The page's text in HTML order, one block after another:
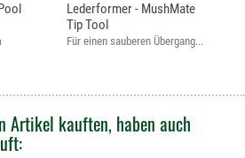
Lederformer - MushMate
Tip Tool
Für einen sauberen Übergang...
Artikel kauften, haben auch